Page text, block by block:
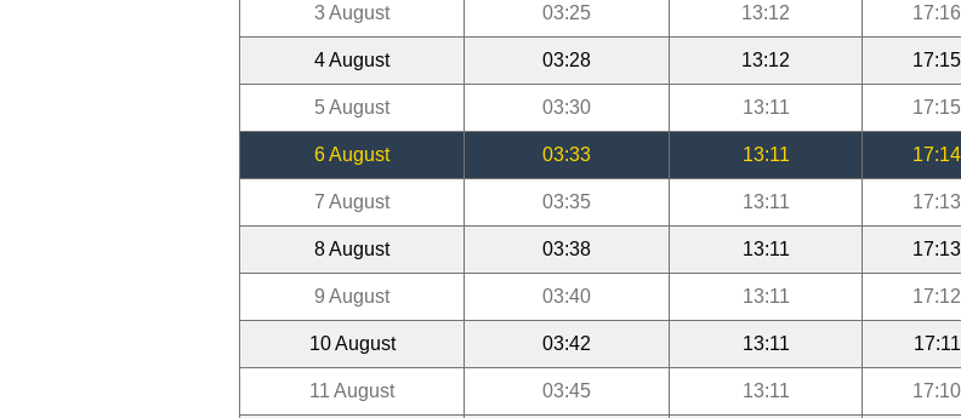
3 August 03:25 13:12 17:16
4 August 03:28 13:12 17:15
5 August 03:30 13:11 17:15
6 August 03:33 13:11 17:14
7 August 03:35 13:11 17:13
8 August 03:38 13:11 17:13
9 August 03:40 13:11 17:12
10 August 03:42 13:11 17:11
11 August 03:45 13:11 17:10